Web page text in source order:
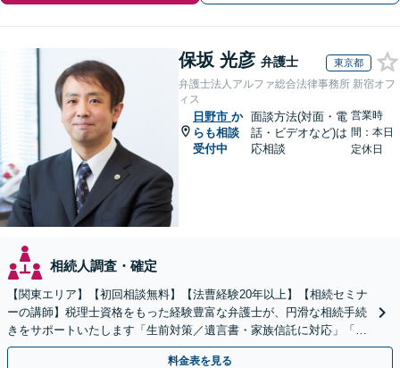
保坂 光彦 弁護士 東京都
弁護士法人アルファ総合法律事務所 新宿オフ
ィス
日野市 か
らも相談
受付中
面談方法(対面・電
話・ビデオなど)は
応相談
営業時
間：本日
定休日
相続人調査・確定
【関東エリア】【初回相談無料】【法曹経験20年以上】【相続セミナ
ーの講師】税理士資格をもった経験豊富な弁護士が、円滑な相続手続
きをサポートいたします「生前対策／遺言書・家族信託に対応」「遺
産整理業務の代行あり」【電話相談】
料金表を見る